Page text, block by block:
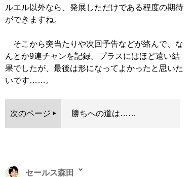
ルエル以外なら、発展しただけである程度の期待
ができますね。
そこから突当たりや次回予告などが絡んで、な
んとか9連チャンを記録。プラスにはほど遠い結
果でしたが、最後は形になってよかったと思いた
いです……。
次のページ 勝ちへの道は……
セールス森田